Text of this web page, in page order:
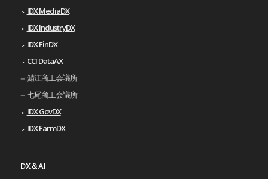
IDX MediaDX
IDX IndustryDX
IDX FinDX
CCI DataAX
鯖江商工会議所
七尾商工会議所
IDX GovDX
IDX FarmDX
DX＆AI